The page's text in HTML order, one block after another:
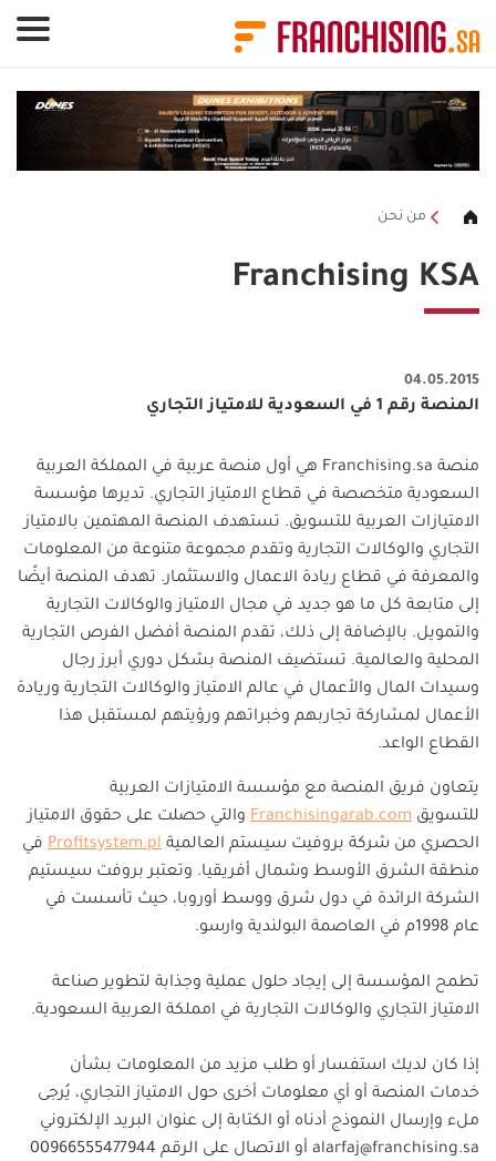
من نحن
Franchising KSA
04.05.2015
المنصة رقم 1 في السعودية للامتياز التجاري
منصة Franchising.sa هي أول منصة عربية في المملكة العربية
السعودية متخصصة في قطاع الامتياز التجاري. تديرها مؤسسة
الامتيازات العربية للتسويق. تستهدف المنصة المهتمين بالامتياز
التجاري والوكالات التجارية وتقدم مجموعة متنوعة من المعلومات
والمعرفة في قطاع ريادة الاعمال والاستثمار. تهدف المنصة أيضًا
إلى متابعة كل ما هو جديد في مجال الامتياز والوكالات التجارية
والتمويل. بالإضافة إلى ذلك، تقدم المنصة أفضل الفرص التجارية
المحلية والعالمية. تستضيف المنصة بشكل دوري أبرز رجال
وسيدات المال والأعمال في عالم الامتياز والوكالات التجارية وريادة
الأعمال لمشاركة تجاربهم وخبراتهم ورؤيتهم لمستقبل هذا
القطاع الواعد.
يتعاون فريق المنصة مع مؤسسة الامتيازات العربية
للتسويق Franchisingarab.com والتي حصلت على حقوق الامتياز
الحصري من شركة بروفيت سيستم العالمية Profitsystem.pl في
منطقة الشرق الأوسط وشمال أفريقيا. وتعتبر بروفت سيستيم
الشركة الرائدة في دول شرق ووسط أوروبا، حيث تأسست في
عام 1998م في العاصمة البولندية وارسو.
تطمح المؤسسة إلى إيجاد حلول عملية وجذابة لتطوير صناعة
الامتياز التجاري والوكالات التجارية في امملكة العربية السعودية.
إذا كان لديك استفسار أو طلب مزيد من المعلومات بشأن
خدمات المنصة أو أي معلومات أخرى حول الامتياز التجاري، يُرجى
ملء وإرسال النموذج أدناه أو الكتابة إلى عنوان البريد الإلكتروني
alarfaj@franchising.sa أو الاتصال على الرقم
لوحة إدارة ملفات تعريف الارتباط